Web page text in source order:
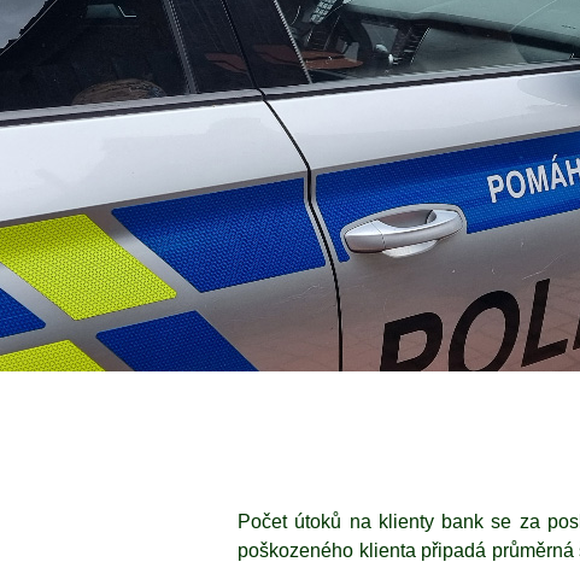
Počet útoků na klienty bank se za
poškozeného klienta připadá